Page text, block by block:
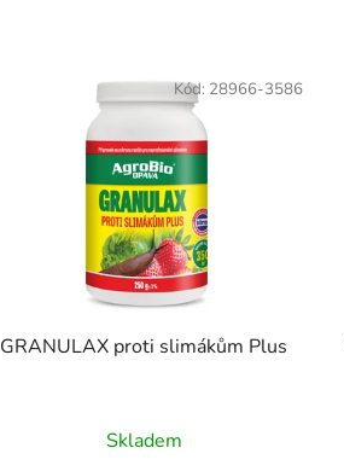
GRANULAX proti slimákům Plus
Skladem
Kód: 28966-3586